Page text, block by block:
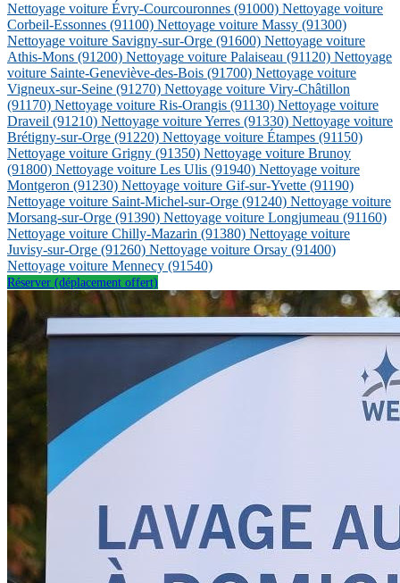
Nettoyage voiture Évry-Courcouronnes (91000) Nettoyage voiture
Corbeil-Essonnes (91100) Nettoyage voiture Massy (91300)
Nettoyage voiture Savigny-sur-Orge (91600) Nettoyage voiture
Athis-Mons (91200) Nettoyage voiture Palaiseau (91120) Nettoyage
voiture Sainte-Geneviève-des-Bois (91700) Nettoyage voiture
Vigneux-sur-Seine (91270) Nettoyage voiture Viry-Châtillon
(91170) Nettoyage voiture Ris-Orangis (91130) Nettoyage voiture
Draveil (91210) Nettoyage voiture Yerres (91330) Nettoyage voiture
Brétigny-sur-Orge (91220) Nettoyage voiture Étampes (91150)
Nettoyage voiture Grigny (91350) Nettoyage voiture Brunoy
(91800) Nettoyage voiture Les Ulis (91940) Nettoyage voiture
Montgeron (91230) Nettoyage voiture Gif-sur-Yvette (91190)
Nettoyage voiture Saint-Michel-sur-Orge (91240) Nettoyage voiture
Morsang-sur-Orge (91390) Nettoyage voiture Longjumeau (91160)
Nettoyage voiture Chilly-Mazarin (91380) Nettoyage voiture
Juvisy-sur-Orge (91260) Nettoyage voiture Orsay (91400)
Nettoyage voiture Mennecy (91540)
Réserver (déplacement offert)